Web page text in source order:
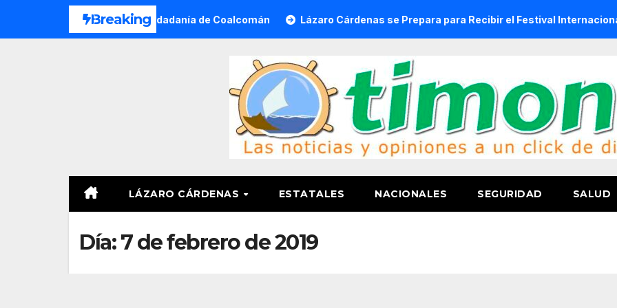
Breaking
a Víctimas y Ciudadanía de Coalcomán Lázaro Cárdenas se Prepara para Recibir el Festival Internacional de la
LÁZARO CÁRDENAS ESTATALES NACIONALES SEGURIDAD SALUD
Día:7 de febrero de 2019